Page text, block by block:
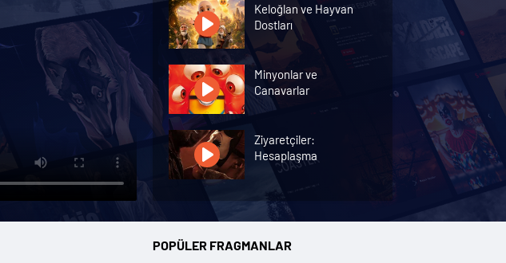
Keloğlan ve Hayvan
Dostları
Minyonlar ve
Canavarlar
Ziyaretçiler:
Hesaplaşma
Nasreddin Hoca:
Zaman Yolcusu 4
POPÜLER FRAGMANLAR